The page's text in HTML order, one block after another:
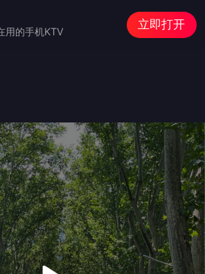
用的手机KTV
立即打开